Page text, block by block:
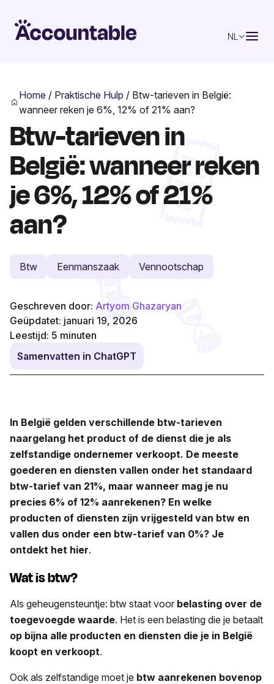
NL
Home / Praktische Hulp / Btw-tarieven in België:
wanneer reken je 6%, 12% of 21% aan?
Btw-tarieven in
België: wanneer reken
je 6%, 12% of 21%
aan?
Btw Eenmanszaak Vennootschap
Geschreven door: Artyom Ghazaryan
Geüpdatet: januari 19, 2026
Leestijd: 5 minuten
Samenvatten in ChatGPT
In België gelden verschillende btw-tarieven
naargelang het product of de dienst die je als
zelfstandige ondernemer verkoopt. De meeste
goederen en diensten vallen onder het standaard
btw-tarief van 21%, maar wanneer mag je nu
precies 6% of 12% aanrekenen? En welke
producten of diensten zijn vrijgesteld van btw en
vallen dus onder een btw-tarief van 0%? Je
ontdekt het hier.
Wat is btw?
Als geheugensteuntje: btw staat voor belasting over de
toegevoegde waarde. Het is een belasting die je betaalt
op bijna alle producten en diensten die je in België
koopt en verkoopt.
Ook als zelfstandige moet je btw aanrekenen bovenop